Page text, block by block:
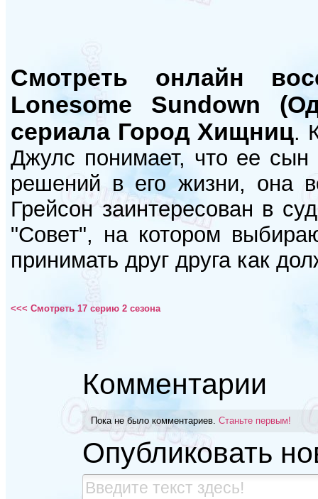
Смотреть онлайн
Lonesome Sundown
сериала Город Хищниц.
Джулс понимает, что ее
решений в его жизни, она
Грейсон заинтересован в
"Совет", на котором
принимать друг друга как
<<< Смотреть 17 серию 2 сезона
Комментарии
Пока не было комментариев. Станьте первым!
Опубликовать